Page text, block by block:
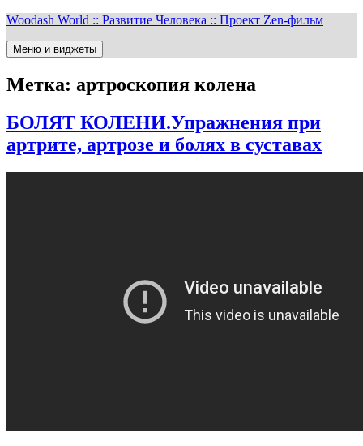
Перейти
содержимому
Woodash World :: Развитие Человека :: Проект Zen-фильм
Меню и виджеты
Метка: артроскопия колена
БОЛЯТ КОЛЕНИ.Упражнения при
артрите, артрозе и болях в суставах